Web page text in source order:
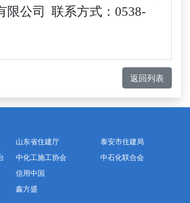
限公司
联系方式： 0538-
返回列表
山东省住建厅
中化工施工协会
泰安市住建局
中石化联合会
信用中国
鑫方盛